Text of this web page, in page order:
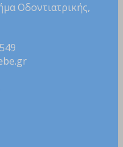
Οδοντιατρικής,